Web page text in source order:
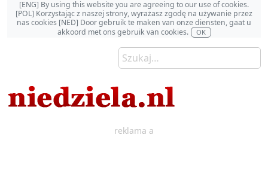
[ENG] By using this website you are agreeing to our use of cookies.
[POL] Korzystając z naszej strony, wyrażasz zgodę na używanie przez
nas cookies [NED] Door gebruik te maken van onze diensten, gaat u
akkoord met ons gebruik van cookies.
OK
reklama a